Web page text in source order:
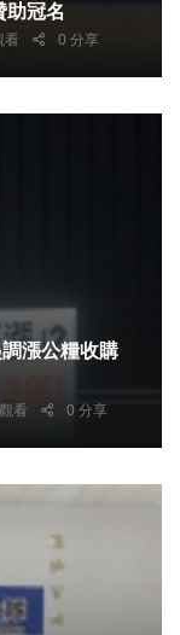
助冠名
看 0 分享
漲公糧收購
看 0 分享